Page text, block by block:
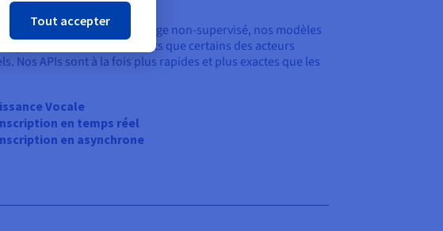
avancées en apprentissage non-supervisé, nos modèles
de meilleurs résultats que certains des acteurs
Nos APIs sont à la fois plus rapides et plus exactes que les
Vocale
en temps réel
en asynchrone
Tout accepter